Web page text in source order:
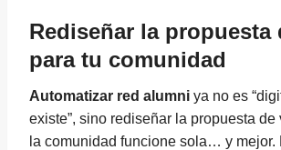
Rediseñar la propuesta
para tu comunidad
Automatizar red alumni ya no es
existe”, sino rediseñar la propuesta de
la comunidad funcione sola… y mejor.